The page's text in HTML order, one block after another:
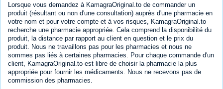
Lorsque vous demandez à KamagraOriginal.to de commander un
produit (résultant ou non d'une consultation) auprès d'une pharmacie en
votre nom et pour votre compte et à vos risques, KamagraOriginal.to
recherche une pharmacie appropriée. Cela comprend la disponibilité du
produit, la distance par rapport au client en question et le prix du
produit. Nous ne travaillons pas pour les pharmacies et nous ne
sommes pas liés à certaines pharmacies. Pour chaque commande d'un
client, KamagraOriginal.to est libre de choisir la pharmacie la plus
appropriée pour fournir les médicaments. Nous ne recevons pas de
commission des pharmacies.